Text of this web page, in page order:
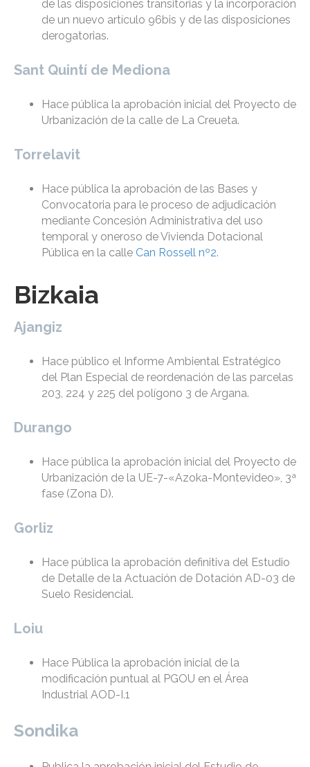
de las disposiciones transitorias y la incorporación
de un nuevo artículo 96bis y de las disposiciones
derogatorias.
Sant Quintí de Mediona
Hace pública la aprobación inicial del Proyecto de
Urbanización de la calle de La Creueta.
Torrelavit
Hace pública la aprobación de las Bases y
Convocatoria para le proceso de adjudicación
mediante Concesión Administrativa del uso
temporal y oneroso de Vivienda Dotacional
Pública en la calle Can Rossell nº2.
Bizkaia
Ajangiz
Hace público el Informe Ambiental Estratégico
del Plan Especial de reordenación de las parcelas
203, 224 y 225 del polígono 3 de Argana.
Durango
Hace pública la aprobación inicial del Proyecto de
Urbanización de la UE-7-«Azoka-Montevideo», 3ª
fase (Zona D).
Gorliz
Hace pública la aprobación definitiva del Estudio
de Detalle de la Actuación de Dotación AD-03 de
Suelo Residencial.
Loiu
Hace Pública la aprobación inicial de la
modificación puntual al PGOU en el Área
Industrial AOD-I.1
Sondika